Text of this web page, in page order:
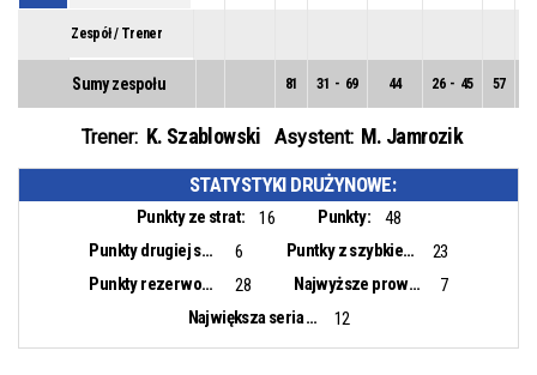
Zespół / Trener
Sumy zespołu 81 31 - 69 44 26 - 45 57
Trener: K. Szablowski Asystent: M. Jamrozik
STATYSTYKI DRUŻYNOWE:
Punkty ze strat: 16 Punkty:
48
Punkty drugiej szansy:
6 Puntky z szybkiego ataku:
23
Punkty rezerwowych:
28 Najwyższe prowadzenie:
7
Największa seria punktowa:
12